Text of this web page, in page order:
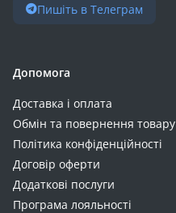
Пишіть в Телеграм
Допомога
Доставка і оплата
Обмін та повернення товару
Політика конфіденційності
Договір оферти
Додаткові послуги
Програма лояльності